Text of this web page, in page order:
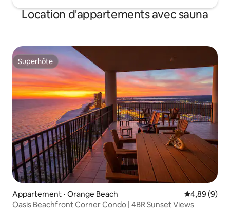
Location d'appartements avec sauna
Superhôte
Superhôte
Appartement ⋅ Orange Beach Évaluation
4,89 (9)
Oasis Beachfront Corner Condo | 4BR Sunset Views